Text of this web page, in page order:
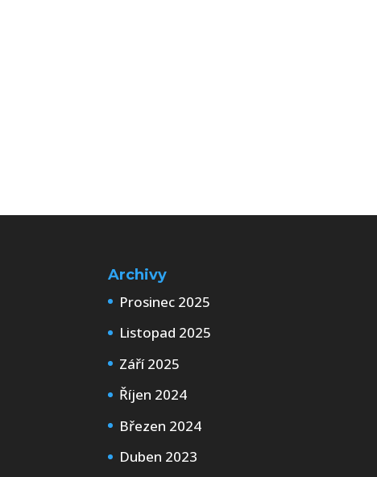
Archivy
Prosinec 2025
Listopad 2025
Září 2025
Říjen 2024
Březen 2024
Duben 2023